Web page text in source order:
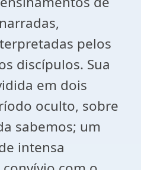
pelos
discípulos. Sua
em dois
oculto, sobre
sabemos; um
intensa